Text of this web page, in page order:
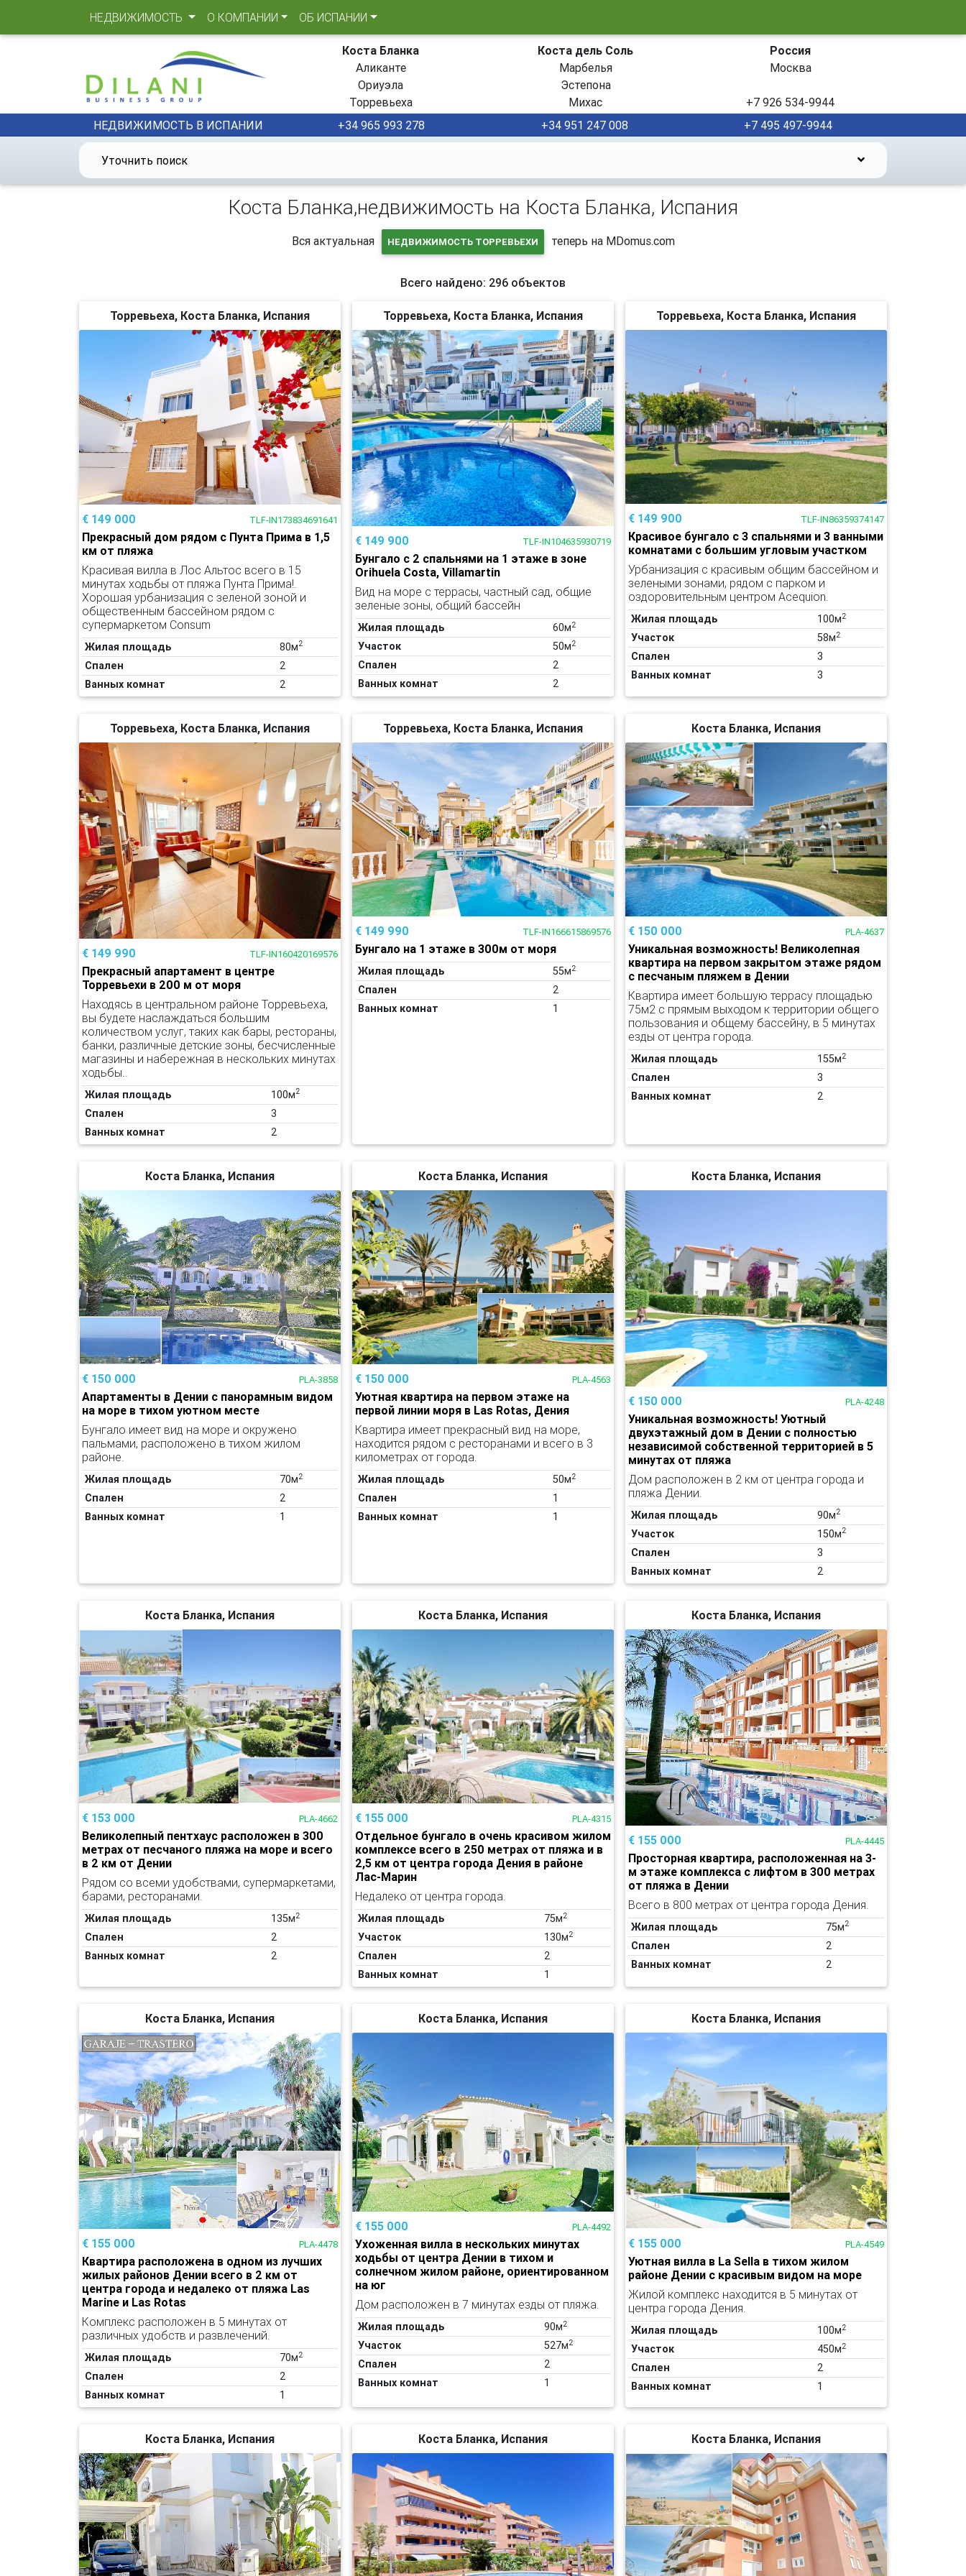
НЕДВИЖИМОСТЬ (CURRENT)
О КОМПАНИИ ОБ ИСПАНИИ
Коста Бланка
Аликанте
Ориуэла
Торревьеха
Коста дель Соль
Марбелья
Эстепона
Михас
Россия
Москва
+7 926 534-9944
НЕДВИЖИМОСТЬ В ИСПАНИИ
+34 965 993 278 +34 951 247 008 +7 495 497-9944
Уточнить поиск
Коста Бланка,недвижимость на Коста Бланка, Испания
Вся актуальная НЕДВИЖИМОСТЬ ТОРРЕВЬЕХИ теперь на MDomus.com
Всего найдено: 296 объектов
Торревьеха, Коста Бланка, Испания
€ 149 000 TLF-IN173834691641
Прекрасный дом рядом с Пунта Прима в 1,5
км от пляжа
Красивая вилла в Лос Альтос всего в 15
минутах ходьбы от пляжа Пунта Прима!.
Хорошая урбанизация с зеленой зоной и
общественным бассейном рядом с
супермаркетом Consum
Жилая площадь 80м2
Спален
2
Ванных комнат
2
Торревьеха, Коста Бланка, Испания
€ 149 900 TLF-IN104635930719
Бунгало с 2 спальнями на 1 этаже в зоне
Orihuela Costa, Villamartin
Вид на море с террасы, частный сад, общие
зеленые зоны, общий бассейн
Жилая площадь 60м2
Участок 50м2
Спален
2
Ванных комнат
2
Торревьеха, Коста Бланка, Испания
€ 149 900 TLF-IN86359374147
Красивое бунгало с 3 спальнями и 3 ванными
комнатами с большим угловым участком
Урбанизация с красивым общим бассейном и
зелеными зонами, рядом с парком и
оздоровительным центром Acequion.
Жилая площадь 100м2
Участок 58м2
Спален
3
Ванных комнат
3
Торревьеха, Коста Бланка, Испания
€ 149 990 TLF-IN160420169576
Прекрасный апартамент в центре
Торревьехи в 200 м от моря
Находясь в центральном районе Торревьеха,
вы будете наслаждаться большим
количеством услуг, таких как бары, рестораны,
банки, различные детские зоны, бесчисленные
магазины и набережная в нескольких минутах
ходьбы..
Жилая площадь 100м2
Спален
3
Ванных комнат
2
Торревьеха, Коста Бланка, Испания
€ 149 990 TLF-IN166615869576
Бунгало на 1 этаже в 300м от моря
Жилая площадь 55м2
Спален
2
Ванных комнат
1
Коста Бланка, Испания
€ 150 000 PLA-4637
Уникальная возможность! Великолепная
квартира на первом закрытом этаже рядом
с песчаным пляжем в Дении
Квартира имеет большую террасу площадью
75м2 с прямым выходом к территории общего
пользования и общему бассейну, в 5 минутах
езды от центра города.
Жилая площадь 155м2
Спален
3
Ванных комнат
2
Коста Бланка, Испания
€ 150 000 PLA-3858
Апартаменты в Дении с панорамным видом
на море в тихом уютном месте
Бунгало имеет вид на море и окружено
пальмами, расположено в тихом жилом
районе.
Жилая площадь 70м2
Спален
2
Ванных комнат
1
Коста Бланка, Испания
€ 150 000 PLA-4563
Уютная квартира на первом этаже на
первой линии моря в Las Rotas, Дения
Квартира имеет прекрасный вид на море,
находится рядом с ресторанами и всего в 3
километрах от города.
Жилая площадь 50м2
Спален
1
Ванных комнат
1
Коста Бланка, Испания
€ 150 000 PLA-4248
Уникальная возможность! Уютный
двухэтажный дом в Дении с полностью
независимой собственной территорией в 5
минутах от пляжа
Дом расположен в 2 км от центра города и
пляжа Дении.
Жилая площадь 90м2
Участок 150м2
Спален
3
Ванных комнат
2
Коста Бланка, Испания
€ 153 000 PLA-4662
Великолепный пентхаус расположен в 300
метрах от песчаного пляжа на море и всего
в 2 км от Дении
Рядом со всеми удобствами, супермаркетами,
барами, ресторанами.
Жилая площадь 135м2
Спален
2
Ванных комнат
2
Коста Бланка, Испания
€ 155 000 PLA-4315
Отдельное бунгало в очень красивом жилом
комплексе всего в 250 метрах от пляжа и в
2,5 км от центра города Дения в районе
Лас-Марин
Недалеко от центра города.
Жилая площадь 75м2
Участок 130м2
Спален
2
Ванных комнат
1
Коста Бланка, Испания
€ 155 000 PLA-4445
Просторная квартира, расположенная на 3-
м этаже комплекса с лифтом в 300 метрах
от пляжа в Дении
Всего в 800 метрах от центра города Дения.
Жилая площадь 75м2
Спален
2
Ванных комнат
2
Коста Бланка, Испания
€ 155 000 PLA-4478
Квартира расположена в одном из лучших
жилых районов Дении всего в 2 км от
центра города и недалеко от пляжа Las
Marine и Las Rotas
Комплекс расположен в 5 минутах от
различных удобств и развлечений.
Жилая площадь 70м2
Спален
2
Ванных комнат
1
Коста Бланка, Испания
€ 155 000 PLA-4492
Ухоженная вилла в нескольких минутах
ходьбы от центра Дении в тихом и
солнечном жилом районе, ориентированном
на юг
Дом расположен в 7 минутах езды от пляжа.
Жилая площадь 90м2
Участок 527м2
Спален
2
Ванных комнат
1
Коста Бланка, Испания
€ 155 000 PLA-4549
Уютная вилла в La Sella в тихом жилом
районе Дении с красивым видом на море
Жилой комплекс находится в 5 минутах от
центра города Дения.
Жилая площадь 100м2
Участок 450м2
Спален
2
Ванных комнат
1
Коста Бланка, Испания Коста Бланка, Испания Коста Бланка, Испания